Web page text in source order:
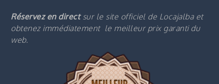
Réservez en directsur le site officiel de Locajalba et
obtenez immédiatement le meilleur prix garanti du
web.